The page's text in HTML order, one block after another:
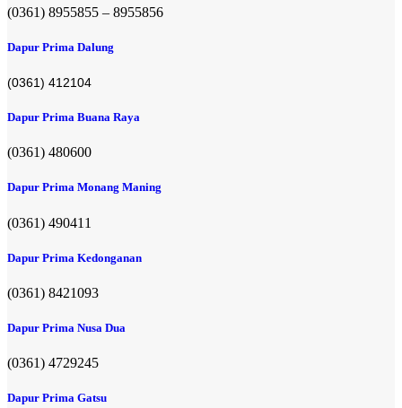
(0361) 8955855 – 8955856​
Dapur Prima Dalung
(0361) 412104
Dapur Prima Buana Raya
(0361) 480600
Dapur Prima Monang Maning
(0361) 490411​
Dapur Prima Kedonganan
(0361) 8421093
Dapur Prima Nusa Dua
(0361) 4729245
Dapur Prima Gatsu